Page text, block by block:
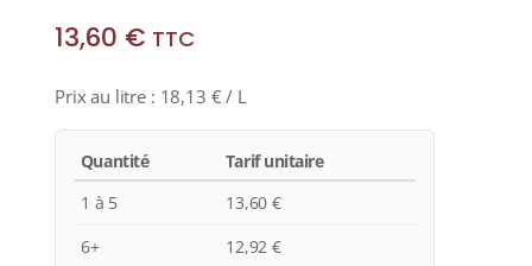
13,60 € TTC
Prix au litre : 18,13 € / L
Quantité
Tarif unitaire
1 à 5
13,60€
6+
12,92€